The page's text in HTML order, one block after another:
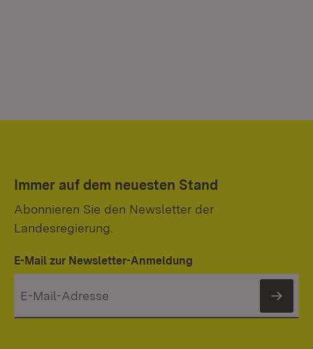
Immer auf dem neuesten Stand
Abonnieren Sie den Newsletter der
Landesregierung.
E-Mail zur Newsletter-Anmeldung